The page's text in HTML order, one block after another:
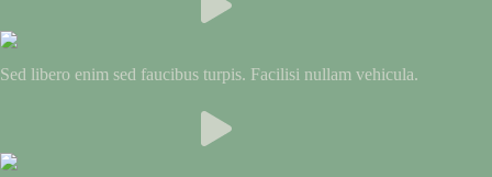
Sed libero enim sed faucibus turpis. Facilisi nullam vehicula.